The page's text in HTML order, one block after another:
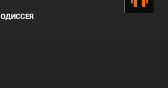
ОДИССЕЯ